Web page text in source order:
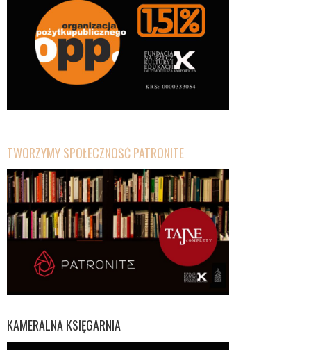
TWORZYMY SPOŁECZNOŚĆ PATRONITE
KAMERALNA KSIĘGARNIA